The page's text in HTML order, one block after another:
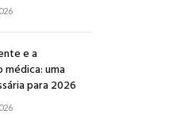
e a
uma
para 2026